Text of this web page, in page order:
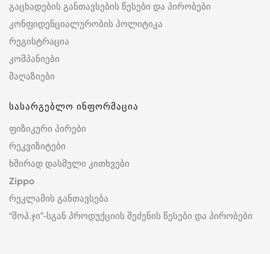
გაცხადების განთავსების წესები და პირობები
კონფიდენციალურობის პოლიტიკა
რეგისტრაცია
კომპანიები
მაღაზიები
სასარგებლო ინფორმაცია
ფიზიკური პირები
რეკვიზიტები
ხშირად დასმული კითხვები
Zippo
რეკლამის განთავსება
“შოპ.ჯი”-სგან პროდუქციის შეძენის წესები და პირობები